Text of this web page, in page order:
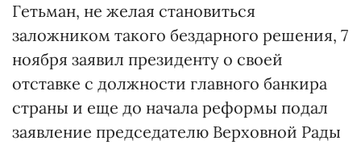
Гетьман, не желая становиться
заложником такого бездарного решения, 7
ноября заявил президенту о своей
отставке с должности главного банкира
страны и еще до начала реформы подал
заявление председателю Верховной Рады